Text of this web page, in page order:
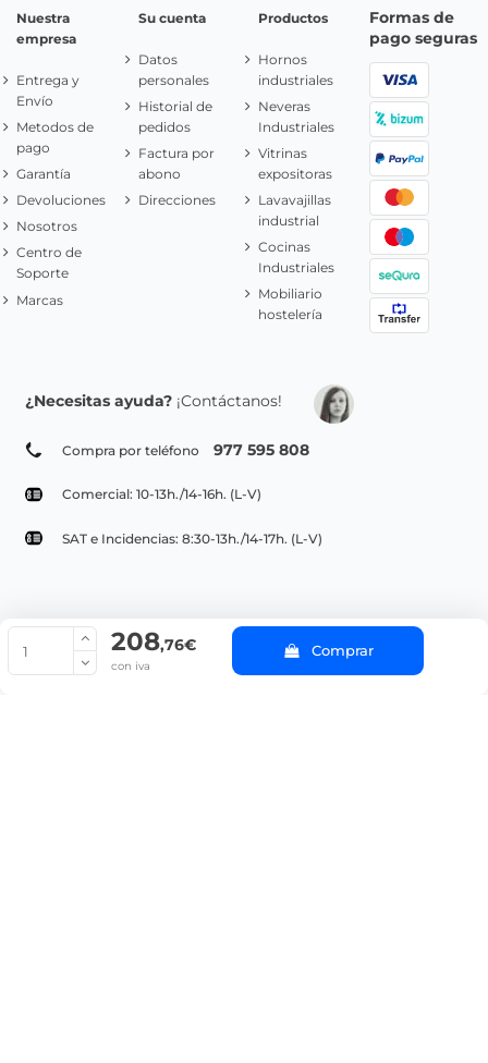
208,76€
con iva
Comprar
Nuestra
empresa
Entrega y
Envío
Metodos de
pago
Garantía
Devoluciones
Nosotros
Centro de
Soporte
Marcas
Su cuenta
Datos
personales
Historial de
pedidos
Factura por
abono
Direcciones
Productos
Hornos
industriales
Neveras
Industriales
Vitrinas
expositoras
Lavavajillas
industrial
Cocinas
Industriales
Mobiliario
hostelería
Formas de
pago seguras
¿Necesitas ayuda? ¡Contáctanos!
Compra por teléfono 977 595 808
Comercial: 10-13h./14-16h. (L-V)
SAT e Incidencias: 8:30-13h./14-17h. (L-V)
© Copyright 2022 PepeBar.com |
Aviso legal y
Condiciones generales de compra |